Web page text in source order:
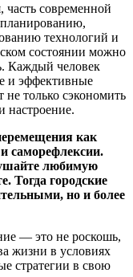
часть современной
технологий и
состоянии можно
Каждый человек
и эффективные
только сэкономить
настроение.
как
саморефлексии.
любимую
Тогда городские
но и более
— это не роскошь,
жизни в условиях
стратегии в свою